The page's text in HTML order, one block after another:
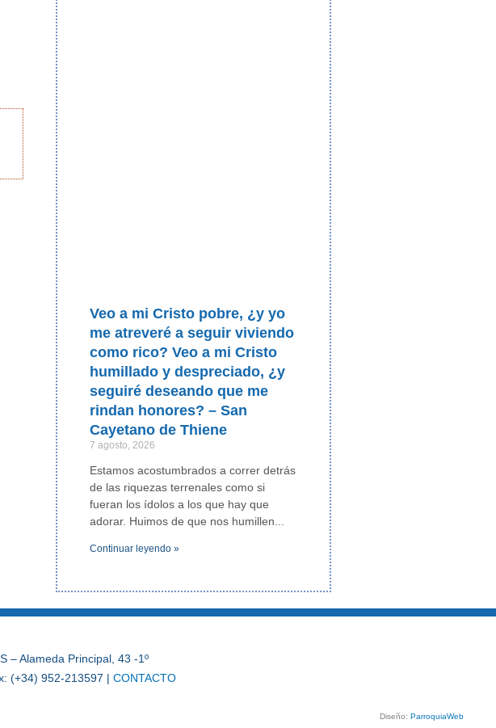
Veo a mi Cristo pobre, ¿y yo
me atreveré a seguir viviendo
como rico? Veo a mi Cristo
humillado y despreciado, ¿y
seguiré deseando que me
rindan honores? – San
Cayetano de Thiene
7 agosto, 2026
Estamos acostumbrados a correr detrás
de las riquezas terrenales como si
fueran los ídolos a los que hay que
adorar. Huimos de que nos humillen
Continuar leyendo »
– Alameda Principal, 43 -1º
(+34) 952-213597 | CONTACTO
Diseño: ParroquiaWeb